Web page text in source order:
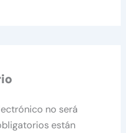
no será
están